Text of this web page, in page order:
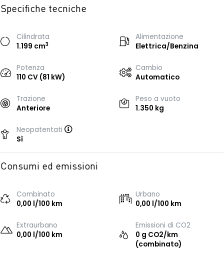
Specifiche tecniche
Cilindrata
1.199 cm3
Alimentazione
Elettrica/Benzina
Potenza
110 CV (81 kW)
Cambio
Automatico
Trazione
Anteriore
Peso a vuoto
1.350 kg
Neopatentati
Sì
Consumi ed emissioni
Combinato
0,00 l/100 km
Urbano
0,00 l/100 km
Extraurbano
0,00 l/100 km
Emissioni di CO2
0 g CO2/km
(combinato)